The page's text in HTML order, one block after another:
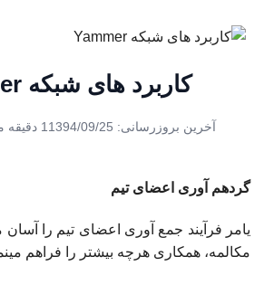
کاربرد های شبکه Yammer
آخرین بروزرسانی: 1394/09/25 1 دقیقه مطالعه
گردهم آوری اعضای تیم
یامر فرآیند جمع آوری اعضای تیم را آسان
مکالمه، همکاری هرچه بیشتر را فراهم